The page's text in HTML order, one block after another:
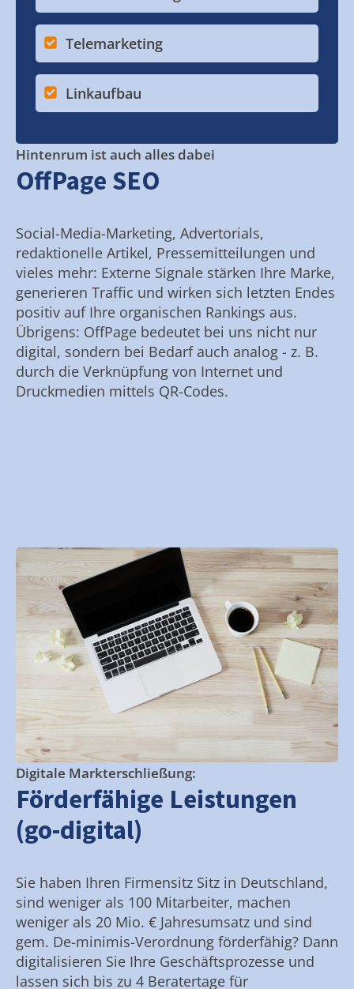
Telemarketing
Linkaufbau
Hintenrum ist auch alles dabei
OffPage SEO
Social-Media-Marketing, Advertorials,
redaktionelle Artikel, Pressemitteilungen und
vieles mehr: Externe Signale stärken Ihre Marke,
generieren Traffic und wirken sich letzten Endes
positiv auf Ihre organischen Rankings aus.
Übrigens: OffPage bedeutet bei uns nicht nur
digital, sondern bei Bedarf auch analog - z. B.
durch die Verknüpfung von Internet und
Druckmedien mittels QR-Codes.
Digitale Markterschließung:
Förderfähige Leistungen
(go-digital)
Sie haben Ihren Firmensitz Sitz in Deutschland,
sind weniger als 100 Mitarbeiter, machen
weniger als 20 Mio. € Jahresumsatz und sind
gem. De-minimis-Verordnung förderfähig? Dann
digitalisieren Sie Ihre Geschäftsprozesse und
lassen sich bis zu 4 Beratertage für